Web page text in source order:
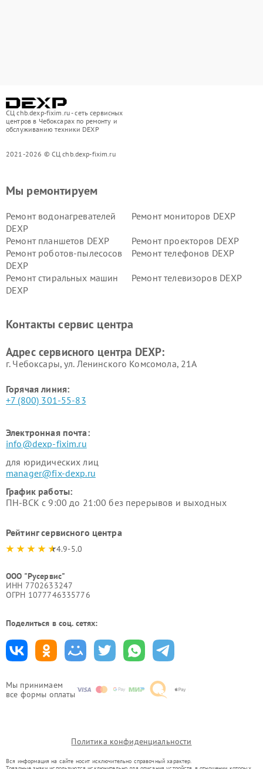
СЦ chb.dexp-fixim.ru - сеть сервисных
центров в Чебоксарах по ремонту и
обслуживанию техники DEXP
2021-2026 © СЦ chb.dexp-fixim.ru
Мы принимаем
все формы оплаты
Мы ремонтируем
Ремонт водонагревателей
DEXP
Ремонт мониторов DEXP
Ремонт планшетов DEXP
Ремонт проекторов DEXP
Ремонт роботов-пылесосов
DEXP
Ремонт телефонов DEXP
Ремонт стиральных машин
DEXP
Ремонт телевизоров DEXP
Ремонт серверов DEXP
Ремонт мини пк DEXP
Контакты сервис центра
Адрес сервисного центра DEXP:
г. Чебоксары, ул. Ленинского Комсомола, 21А
Горячая линия:
+7 (800) 301-55-83
Электронная почта:
info@dexp-fixim.ru
для юридических лиц
manager@fix-dexp.ru
График работы:
ПН-ВСК с 9:00 до 21:00 без перерывов и выходных
Рейтинг сервисного центра
4.9-5.0
ООО "Русервис"
ИНН 7702633247
ОГРН 1077746335776
Поделиться в соц. сетях:
Политика конфиденциальности
Вся информация на сайте носит исключительно справочный характер.